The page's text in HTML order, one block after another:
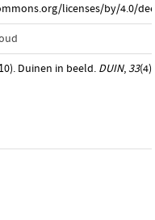
licenses/by/4.0/
Duinen in beeld. DUIN, 33